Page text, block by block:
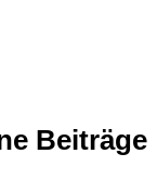
Beiträge